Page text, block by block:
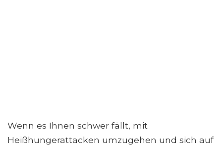
Wenn es Ihnen schwer fällt, mit
Heißhungerattacken umzugehen und sich auf